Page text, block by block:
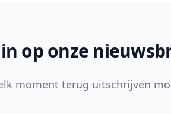
op onze
moment terug uitschrijven